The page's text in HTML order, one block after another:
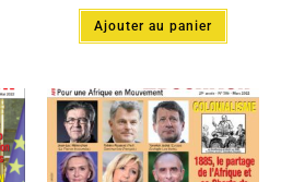
Ajouter au panier